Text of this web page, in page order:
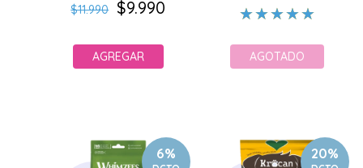
Precio
$11.990
Precio
oferta
$9.990
AGREGAR
habitual
de
AGOTADO
6% 20%